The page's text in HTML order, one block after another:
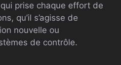
prise chaque effort de
qu’il s’agisse de
nouvelle ou
de contrôle.